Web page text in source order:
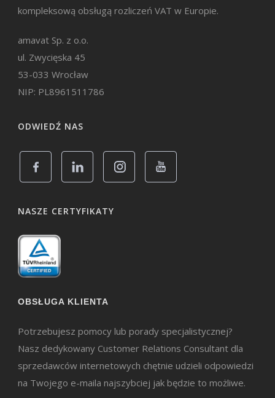
kompleksową obsługą rozliczeń VAT w Europie.
amavat Sp. z o.o.
ul. Zwycięska 45
53-033 Wrocław
NIP: PL8961511786
ODWIEDŹ NAS
NASZE CERTYFIKATY
OBSŁUGA KLIENTA
Potrzebujesz pomocy lub porady specjalistycznej?
Nasz dedykowany Customer Relations Consultant dla
sprzedawców internetowych chętnie udzieli odpowiedzi
na Twojego e-maila najszybciej jak będzie to możliwe.